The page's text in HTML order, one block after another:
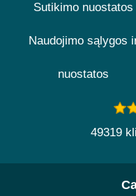
Sutikimo nuostatos
Naudojimo sąlygos
nuostatos
49319